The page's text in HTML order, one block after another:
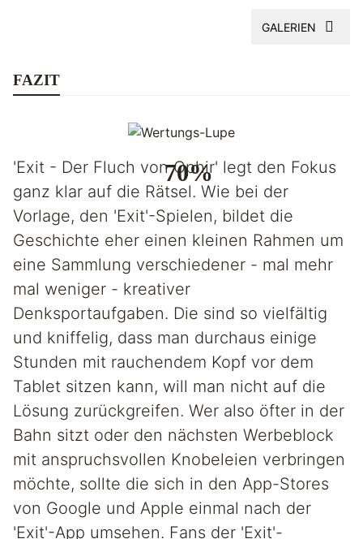
GALERIEN
FAZIT
70%
'Exit - Der Fluch von Ophir' legt den Fokus
ganz klar auf die Rätsel. Wie bei der
Vorlage, den 'Exit'-Spielen, bildet die
Geschichte eher einen kleinen Rahmen um
eine Sammlung verschiedener - mal mehr
mal weniger - kreativer
Denksportaufgaben. Die sind so vielfältig
und kniffelig, dass man durchaus einige
Stunden mit rauchendem Kopf vor dem
Tablet sitzen kann, will man nicht auf die
Lösung zurückgreifen. Wer also öfter in der
Bahn sitzt oder den nächsten Werbeblock
mit anspruchsvollen Knobeleien verbringen
möchte, sollte die sich in den App-Stores
von Google und Apple einmal nach der
'Exit'-App umsehen. Fans der 'Exit'-